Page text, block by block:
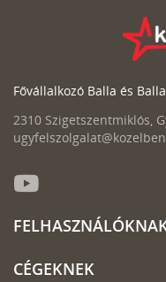
Fővállalkozó Balla és
2310 Szigetszentmiklós,
CÉGEKNEK